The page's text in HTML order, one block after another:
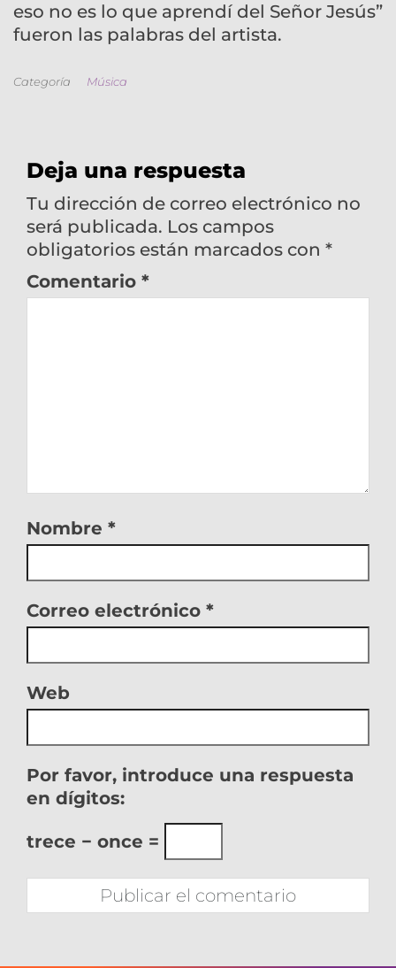
eso no es lo que aprendí del Señor Jesús”
fueron las palabras del artista.
Categoría Música
Deja una respuesta
Tu dirección de correo electrónico no
será publicada. Los campos
obligatorios están marcados con *
Comentario *
Nombre *
Correo electrónico *
Web
Por favor, introduce una respuesta
en dígitos:
trece − once =